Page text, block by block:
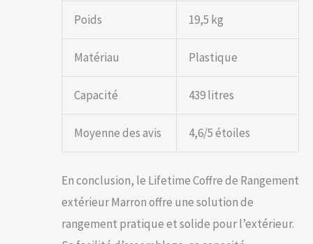
Poids 19,5 kg
Matériau Plastique
Capacité 439 litres
Moyenne des avis 4,6/5 étoiles
En conclusion, le Lifetime Coffre de Rangement
extérieur Marron offre une solution de
rangement pratique et solide pour l’extérieur.